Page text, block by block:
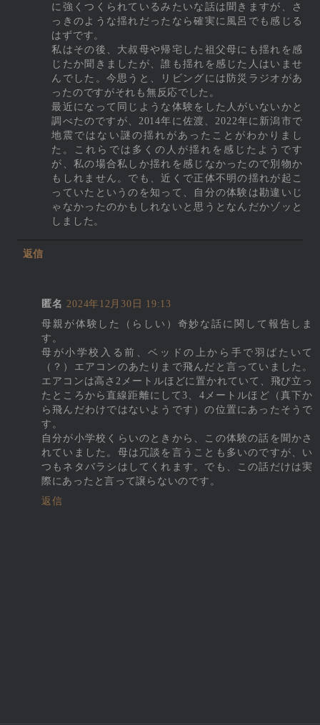
に強くつくられているみたいな話は聞きますが、さ
っきのような揺れだったなら確実に風呂でも感じる
はずです。
私はその後、大叔母や帰宅した祖父母にも揺れを感
じたか聞きましたが、誰も揺れを感じた人はいませ
んでした。今思うと、リビングには防災ラジオがあ
ったのですがそれも無反応でした。
最近になって同じような体験をした人がいないかと
調べたのですが、2014年に佐渡、2022年に新潟市で
地震ではない謎の揺れがあったことがわかりまし
た。これらでは多くの人が揺れを感じたようです
が、私の場合私しか揺れを感じなかったので別物か
もしれません。でも、近くで正体不明の揺れが起こ
っていたというのを知って、自分の体験は勘違いじ
ゃなかったのかもしれないと思うとなんだかゾッと
しました。
返信
匿名 2024年12月30日 19:13
母親が体験した（らしい）奇妙な話に関して報告しま
す。
母が小学校入る前、ベッドの上から手で羽ばたいて
（？）エアコンのあたりまで飛んだと言っていました。
エアコンは高さ2メートルほどに置かれていて、飛び立っ
たところから直線距離にして3、4メートルほど（真下か
ら飛んだわけではないようです）の位置にあったそうで
す。
自分が小学校くらいのときから、この体験の話を聞かさ
れていました。母は冗談を言うことも多いのですが、い
つもネタバラシはしてくれます。でも、この話だけは実
際にあったと言って譲らないのです。
返信